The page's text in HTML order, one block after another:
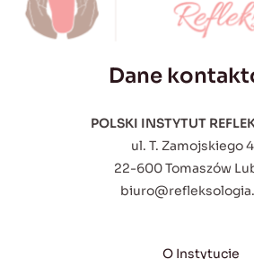
Dane
POLSKI INSTYTUT
ul. T. Zamojskiego
22-600 Tomaszów
O Instytucie